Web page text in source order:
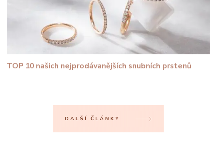
TOP 10 našich nejprodávanějších snubních prstenů
DALŠÍ ČLÁNKY